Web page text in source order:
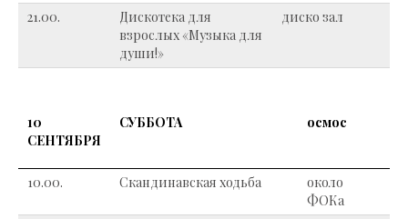
21.00.
Дискотека для
взрослых «Музыка для
души!»
диско зал
10
СЕНТЯБРЯ
СУББОТА осмос
10.00. Скандинавская ходьба
около
ФОКа